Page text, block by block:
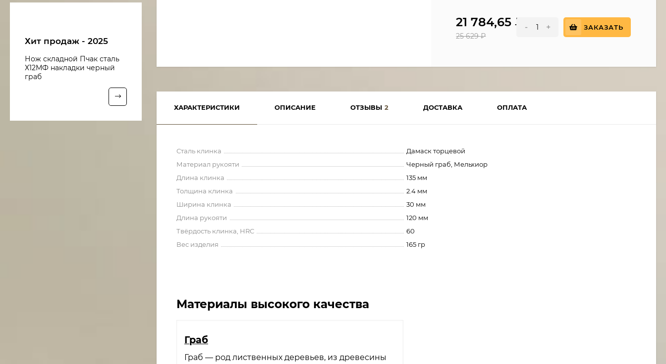
21 784,65₽
25 629₽
- + ЗАКАЗАТЬ
ХАРАКТЕРИСТИКИ ОПИСАНИЕ ОТЗЫВЫ 2 ДОСТАВКА ОПЛАТА
Сталь клинка
Дамаск торцевой
Материал рукояти
Черный граб, Мельхиор
Длина клинка
135 мм
Толщина клинка
2.4 мм
Ширина клинка
30 мм
Длина рукояти
120 мм
Твёрдость клинка, HRC
60
Вес изделия
165 гр
Материалы высокого качества
Граб
Граб — род лиственных деревьев, из древесины
Хит продаж - 2025
Нож складной Пчак сталь
Х12МФ накладки черный
граб